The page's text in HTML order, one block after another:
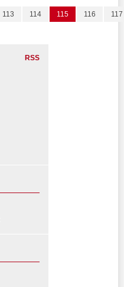
113 114 115 116 117
RSS